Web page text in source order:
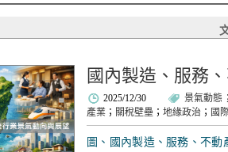
國內製造、服務
2025/12/30 景氣動態 ；
產業 ； 關稅壁壘 ； 地緣政治 ； 國
圖、國內製造、服務、不動